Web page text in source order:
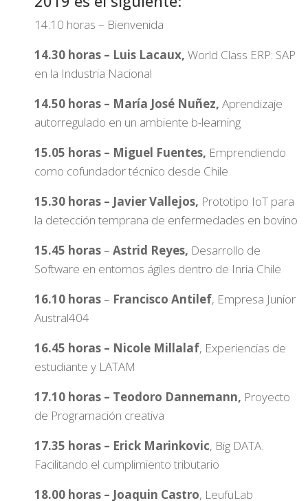
14.10 horas – Bienvenida
14.30 horas – Luis Lacaux, World Class ERP: SAP
en la Industria Nacional
14.50 horas – María José Nuñez, Aprendizaje
autorregulado en un ambiente b-learning
15.05 horas – Miguel Fuentes, Emprendiendo
como cofundador técnico desde Chile
15.30 horas – Javier Vallejos, Prototipo IoT para
la detección temprana de enfermedades en bovino
15.45 horas– Astrid Reyes, Desarrollo de
Software en entornos ágiles dentro de Inria Chile
16.10 horas– Francisco Antilef, Empresa Junior
Austral404
16.45 horas – Nicole Millalaf, Experiencias de
estudiante y LATAM
17.10 horas – Teodoro Dannemann, Proyecto
de Programación creativa
17.35 horas – Erick Marinkovic, Big DATA.
Facilitando el cumplimiento tributario
18.00 horas – Joaquin Castro, LeufüLab